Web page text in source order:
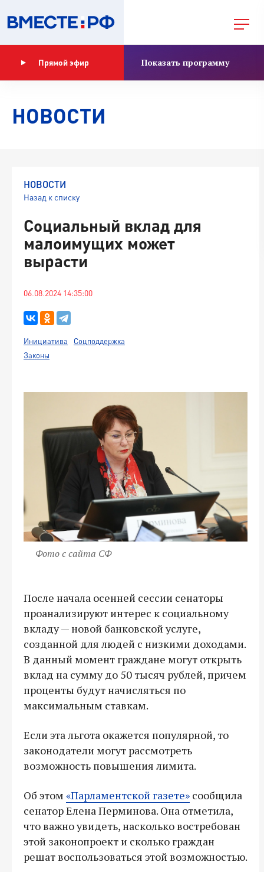
Прямой эфир Показать программу
НОВОСТИ
НОВОСТИ
Назад к списку
Социальный вклад для
малоимущих может
вырасти
06.08.2024 14:35:00
Инициатива
Соцподдержка
Законы
Фото с сайта СФ
После начала осенней сессии сенаторы
проанализируют интерес к социальному
вкладу — новой банковской услуге,
созданной для людей с низкими доходами.
В данный момент граждане могут открыть
вклад на сумму до 50 тысяч рублей, причем
проценты будут начисляться по
максимальным ставкам.
Если эта льгота окажется популярной, то
законодатели могут рассмотреть
возможность повышения лимита.
Об этом «Парламентской газете» сообщила
сенатор Елена Перминова. Она отметила,
что важно увидеть, насколько востребован
этой законопроект и сколько граждан
решат воспользоваться этой возможностью.